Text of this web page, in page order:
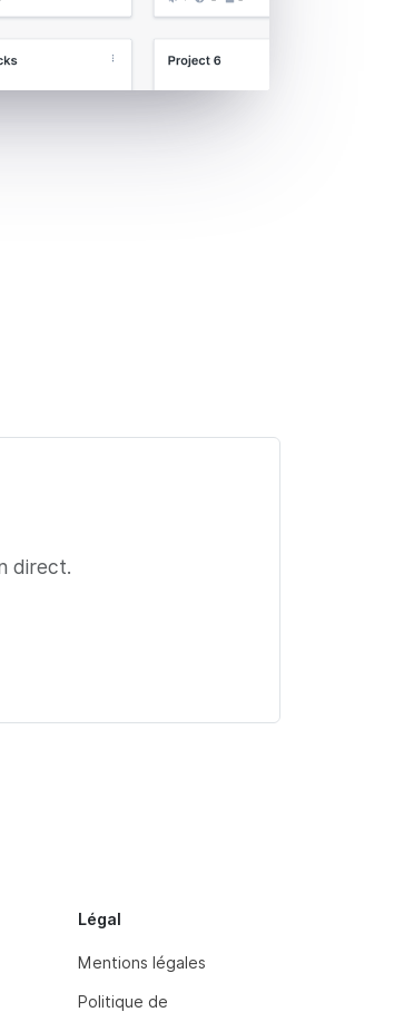
direct.
Légal
Mentions légales
Politique de